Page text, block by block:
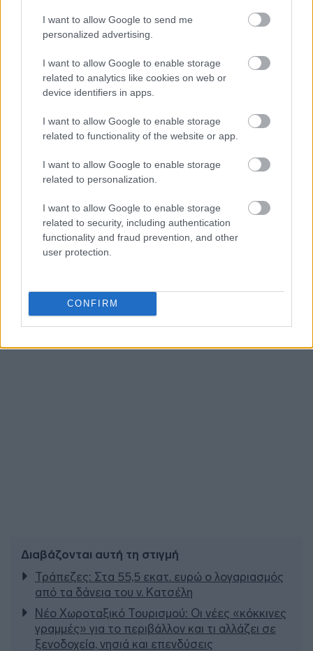
I want to allow Google to send me
personalized advertising.
I want to allow Google to enable storage
related to analytics like cookies on web or
device identifiers in apps.
I want to allow Google to enable storage
related to functionality of the website or app.
I want to allow Google to enable storage
related to personalization.
I want to allow Google to enable storage
related to security, including authentication
functionality and fraud prevention, and other
user protection.
CONFIRM
Ακολουθήστε τοinsider.gr στο Google News
Διαβάζονται αυτή τη στιγμή
Τράπεζες: Στα 55,5 εκατ. ευρώ ο λογαριασμός
από τα δάνεια του ν. Κατσέλη
Νέο Χωροταξικό Τουρισμού: Οι νέες «κόκκινες
γραμμές» για το περιβάλλον και τι αλλάζει σε
ξενοδοχεία, νησιά και επενδύσεις